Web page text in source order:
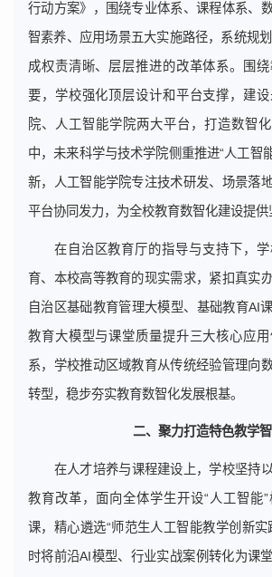
行动方案》，围绕专业体系、课程体系、
智素养、应用场景五大实施路径，系统规
成权责清晰、层层推进的改革体系。围
要，学校强化顶层设计和平台支撑，建
院、人工智能学院两大平台，打造数智
中，未来科学与技术学院侧重推进“人工智
新，人工智能学院专注技术研发、场景落
平台协同发力，为全校教育数智化建设提供
在自治区教育厅的指导与支持下，
育、本校高等教育的现实需求，紧扣真实
自治区基础教育管理大模型、基础教育AI
教育大模型与课堂质量提升三大核心应
系，学校推动区域教育从传统经验管理向
转型，稳步夯实教育数智化发展根基。
二、聚力打造特色教学
在人才培养与课程建设上，学校坚持
教育改革，面向全体学生开设“人工智能
课，精心遴选“师范生人工智能教学创新实
时将前沿AI模型、行业实战案例转化为课